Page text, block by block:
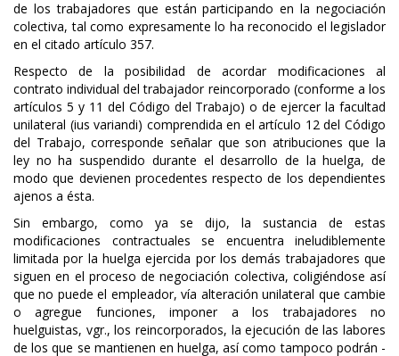
de los trabajadores que están participando en la negociación
colectiva, tal como expresamente lo ha reconocido el legislador
en el citado artículo 357.
Respecto de la posibilidad de acordar modificaciones al
contrato individual del trabajador reincorporado (conforme a los
artículos 5 y 11 del Código del Trabajo) o de ejercer la facultad
unilateral (ius variandi) comprendida en el artículo 12 del Código
del Trabajo, corresponde señalar que son atribuciones que la
ley no ha suspendido durante el desarrollo de la huelga, de
modo que devienen procedentes respecto de los dependientes
ajenos a ésta.
Sin embargo, como ya se dijo, la sustancia de estas
modificaciones contractuales se encuentra ineludiblemente
limitada por la huelga ejercida por los demás trabajadores que
siguen en el proceso de negociación colectiva, coligiéndose así
que no puede el empleador, vía alteración unilateral que cambie
o agregue funciones, imponer a los trabajadores no
huelguistas, vgr., los reincorporados, la ejecución de las labores
de los que se mantienen en huelga, así como tampoco podrán -